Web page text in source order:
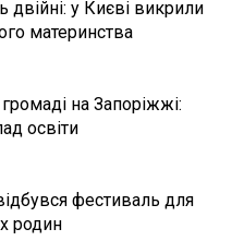
двійні: у Києві викрили
материнства
на Запоріжжі:
освіти
фестиваль для
родин